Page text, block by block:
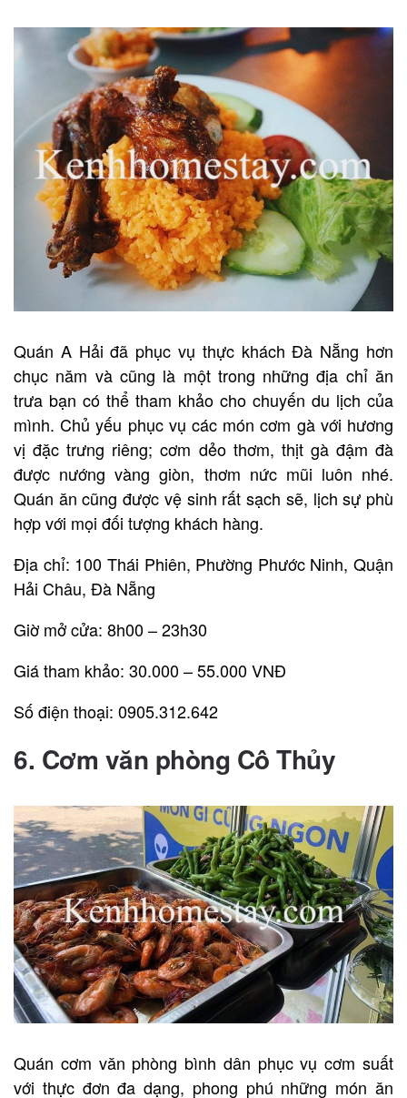
Quán A Hải đã phục vụ thực khách Đà Nẵng hơn
chục năm và cũng là một trong những địa chỉ ăn
trưa bạn có thể tham khảo cho chuyến du lịch của
mình. Chủ yếu phục vụ các món cơm gà với hương
vị đặc trưng riêng; cơm dẻo thơm, thịt gà đậm đà
được nướng vàng giòn, thơm nức mũi luôn nhé.
Quán ăn cũng được vệ sinh rất sạch sẽ, lịch sự phù
hợp với mọi đối tượng khách hàng.
Địa chỉ: 100 Thái Phiên, Phường Phước Ninh, Quận
Hải Châu, Đà Nẵng
Giờ mở cửa: 8h00 – 23h30
Giá tham khảo: 30.000 – 55.000 VNĐ
Số điện thoại: 0905.312.642
6. Cơm văn phòng Cô Thủy
Quán cơm văn phòng bình dân phục vụ cơm suất
với thực đơn đa dạng, phong phú những món ăn